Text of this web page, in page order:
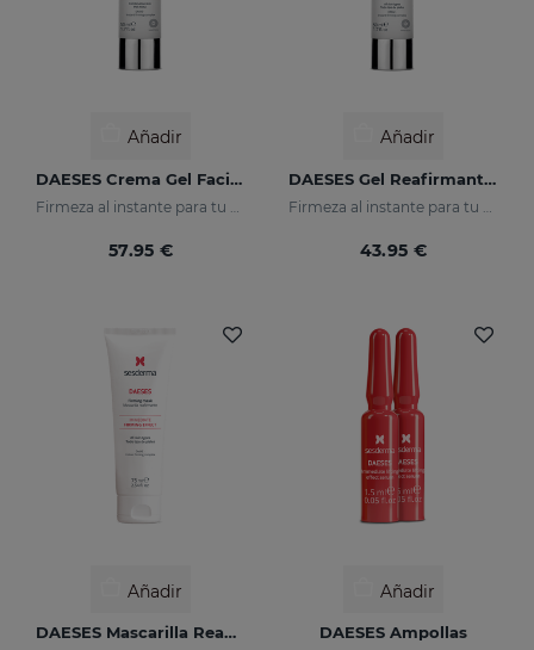
Añadir
DAESES Crema Gel Facial Reafirmante
57.95 €
Añadir
DAESES Gel Reafirmante De Cuello
43.95 €
Añadir
DAESES Mascarilla Reafirmante
Añadir
DAESES Ampollas